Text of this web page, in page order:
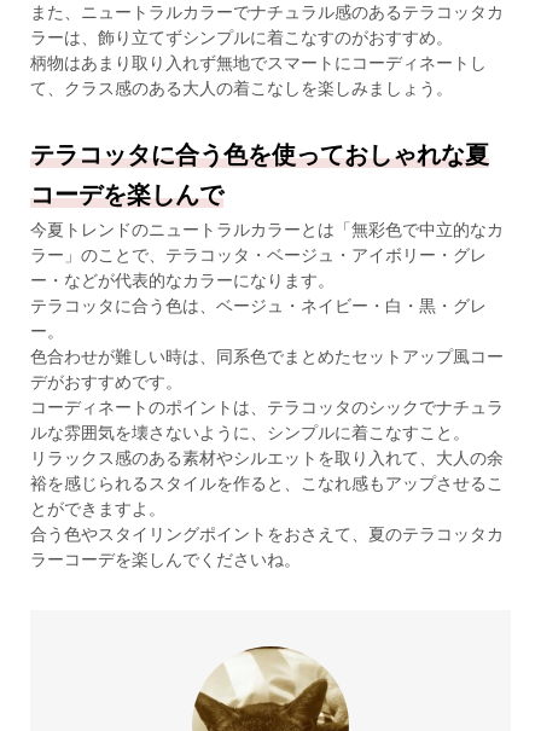
また、ニュートラルカラーでナチュラル感のあるテラコッタカ
ラーは、飾り立てずシンプルに着こなすのがおすすめ。
柄物はあまり取り入れず無地でスマートにコーディネートし
て、クラス感のある大人の着こなしを楽しみましょう。
テラコッタに合う色を使っておしゃれな夏
コーデを楽しんで
今夏トレンドのニュートラルカラーとは「無彩色で中立的なカ
ラー」のことで、テラコッタ・ベージュ・アイボリー・グレ
ー・などが代表的なカラーになります。
テラコッタに合う色は、ベージュ・ネイビー・白・黒・グレ
ー。
色合わせが難しい時は、同系色でまとめたセットアップ風コー
デがおすすめです。
コーディネートのポイントは、テラコッタのシックでナチュラ
ルな雰囲気を壊さないように、シンプルに着こなすこと。
リラックス感のある素材やシルエットを取り入れて、大人の余
裕を感じられるスタイルを作ると、こなれ感もアップさせるこ
とができますよ。
合う色やスタイリングポイントをおさえて、夏のテラコッタカ
ラーコーデを楽しんでくださいね。